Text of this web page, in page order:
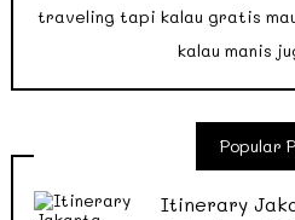
traveling tapi kalau gratis
kalau manis
Popular
Itinerary